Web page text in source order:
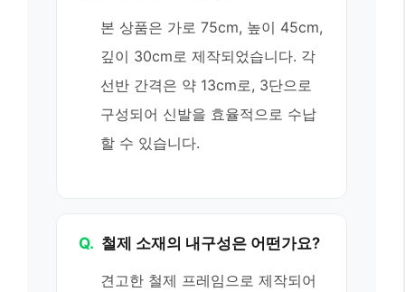
본 상품은 가로 75cm, 높이 45cm,
깊이 30cm로 제작되었습니다. 각
선반 간격은 약 13cm로, 3단으로
구성되어 신발을 효율적으로 수납
할 수 있습니다.
Q. 철제 소재의 내구성은 어떤가요?
견고한 철제 프레임으로 제작되어